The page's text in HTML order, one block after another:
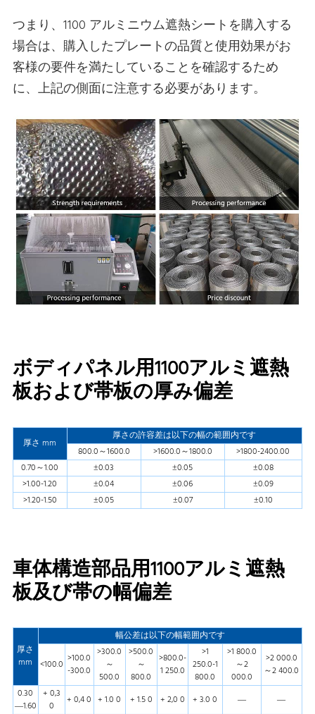
つまり、1100 アルミニウム遮熱シートを購入する
場合は、購入したプレートの品質と使用効果がお
客様の要件を満たしていることを確認するため
に、上記の側面に注意する必要があります。
ボディパネル用1100アルミ遮熱
板および帯板の厚み偏差
厚さ mm
厚さの許容差は以下の幅の範囲内です
800.0～1600.0
>1600.0～1800.0
>1800-2400.00
0.70～1.00
±0.03 ±0.05
±0.08
>1.00-1.20
±0.04 ±0.06
±0.09
>1.20-1.50
±0.05 ±0.07 ±0.10
車体構造部品用1100アルミ遮熱
板及び帯の幅偏差
厚さ
mm
幅公差は以下の幅範囲内です
<100.0 >100.0
-300.0
>300.0
～
500.0
>500.0
～
800.0
>800.0-
1 250.0
>1
250.0-1
800.0
>1 800.0
～2
000.0
>2 000.0
～2 400.0
0.30
—1.60
+ 0,3
0
+ 0,4 0 + 1.0 0 + 1.5 0 + 2,0 0 + 3.0 0 —
—